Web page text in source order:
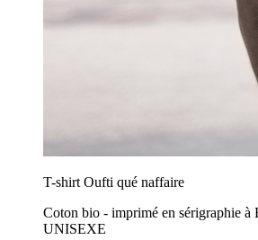
T-shirt Oufti qué naffaire
Coton bio - imprimé en sérigraphie à
UNISEXE